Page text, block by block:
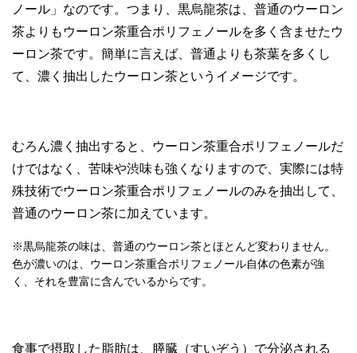
ノール」なのです。つまり、黒烏龍茶は、普通のウーロン
茶よりもウーロン茶重合ポリフェノールを多く含ませたウ
ーロン茶です。簡単に言えば、普通よりも茶葉を多くし
て、濃く抽出したウーロン茶というイメージです。
むろん濃く抽出すると、ウーロン茶重合ポリフェノールだ
けではなく、苦味や渋味も強くなりますので、実際には特
殊技術でウーロン茶重合ポリフェノールのみを抽出して、
普通のウーロン茶に加えています。
※黒烏龍茶の味は、普通のウーロン茶とほとんど変わりません。
色が濃いのは、ウーロン茶重合ポリフェノール自体の色素が強
く、それを豊富に含んでいるからです。
食事で摂取した脂肪は、膵臓（すいぞう）で分泌される